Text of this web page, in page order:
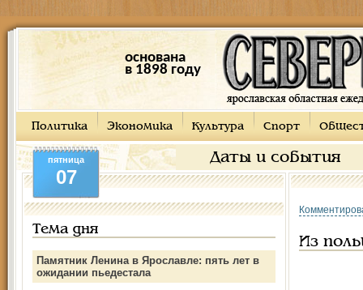
основана
в 1898 году
Политика Экономика Культура Спорт
Даты и события
пятница
07
Тема дня
Памятник Ленина в Ярославле: пять лет в
ожидании пьедестала
Из